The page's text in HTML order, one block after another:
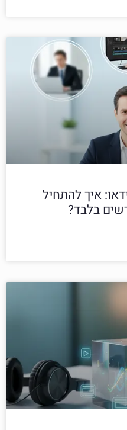
איך להתחיל